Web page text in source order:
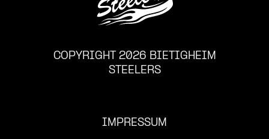
COPYRIGHT 2026 BIETIGHEIM
STEELERS
IMPRESSUM